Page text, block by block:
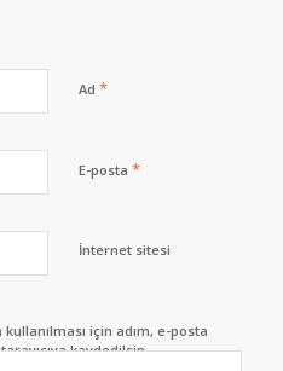
Ad *
E-posta *
İnternet sitesi
için adım, e-posta
kaydedilsin.